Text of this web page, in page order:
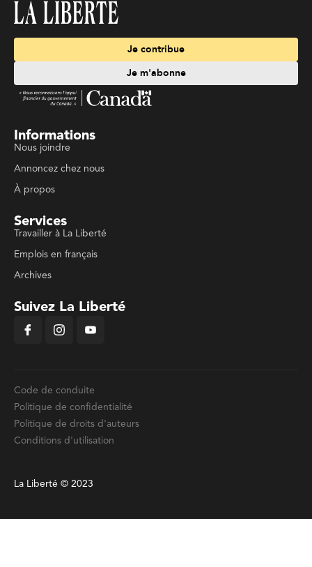
Je contribue
Je m'abonne
Informations
Nous joindre
Annoncez chez nous
À propos
Services
Travailler à La Liberté
Emplois en français
Archives
Suivez La Liberté
Code de conduite
Politique de confidentialité
Politique de droits d'auteurs
Conditions d'utilisation
La Liberté © 2023